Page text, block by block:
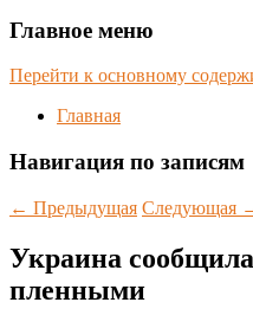
Главное меню
Перейти к основному
Главная
Навигация по записям
← Предыдущая Следующая
Украина
пленными